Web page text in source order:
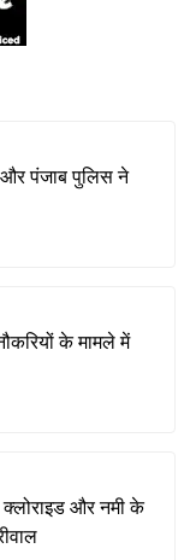
और पंजाब पुलिस ने
के मामले में
क्लोराइड और नमी के